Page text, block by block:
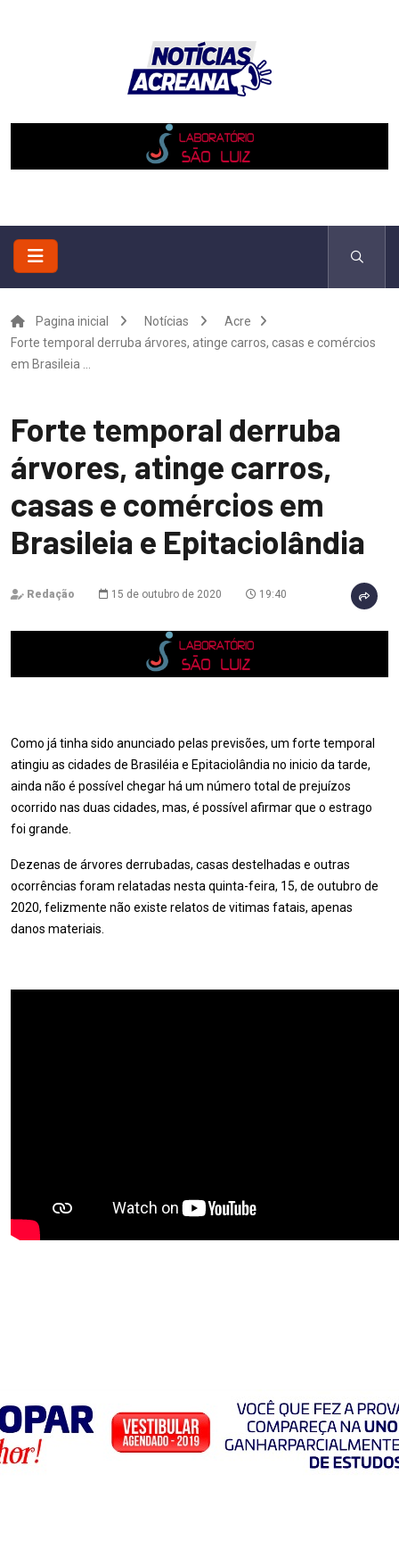
Pagina inicial Notícias
Acre
Forte temporal derruba árvores, atinge carros, casas e comércios
em Brasileia ...
Forte temporal derruba
árvores, atinge carros,
casas e comércios em
Brasileia e Epitaciolândia
Redação 15 de outubro de 2020 19:40
Como já tinha sido anunciado pelas previsões, um forte temporal
atingiu as cidades de Brasiléia e Epitaciolândia no inicio da tarde,
ainda não é possível chegar há um número total de prejuízos
ocorrido nas duas cidades, mas, é possível afirmar que o estrago
foi grande.
Dezenas de árvores derrubadas, casas destelhadas e outras
ocorrências foram relatadas nesta quinta-feira, 15, de outubro de
2020, felizmente não existe relatos de vitimas fatais, apenas
danos materiais.